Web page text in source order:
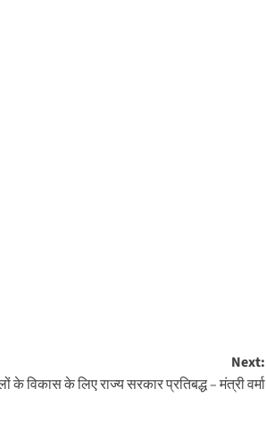
Next:
के विकास के लिए राज्य सरकार प्रतिबद्ध – मंत्री वर्मा